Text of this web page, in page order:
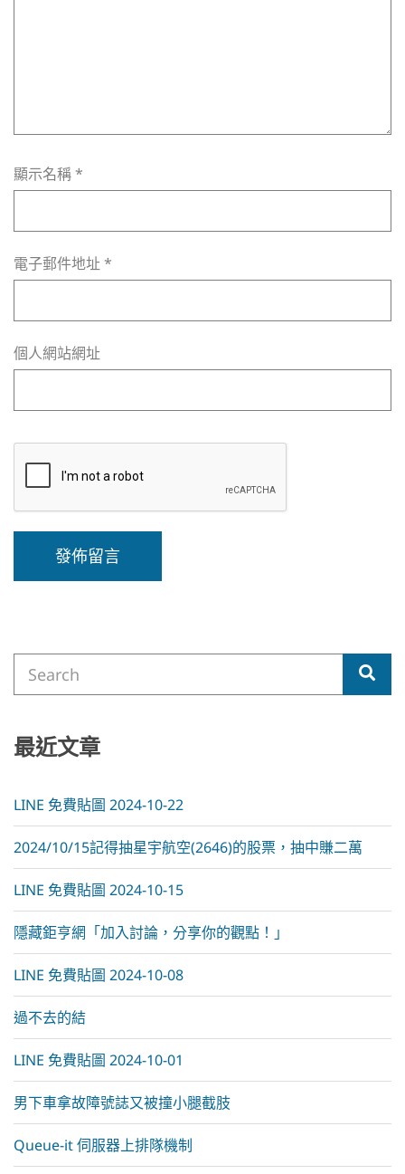
顯示名稱*
電子郵件地址 *
個人網站網址
a
v
Search
for:
最近文章
LINE 免費貼圖 2024-10-22
2024/10/15記得抽星宇航空(2646)的股票，抽中賺二萬
LINE 免費貼圖 2024-10-15
隱藏鉅亨網「加入討論，分享你的觀點！」
LINE 免費貼圖 2024-10-08
過不去的結
LINE 免費貼圖 2024-10-01
男下車拿故障號誌又被撞小腿截肢
Queue-it 伺服器上排隊機制